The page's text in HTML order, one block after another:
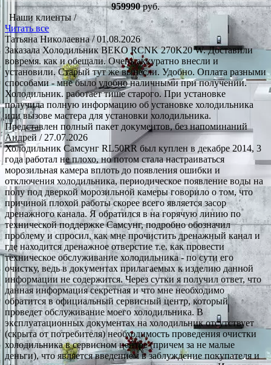
959990руб.
Наши клиенты /
Читать все
Татьяна Николаевна/ 01.08.2026
Заказала Холодильник BEKO RCNK 270K20 W. Доставили
вовремя. как и обещали. Очень аккуратно внесли и
установили. Старый тут же вынесли. Удобно. Оплата разными
способами - мне было удобно наличными при получении.
Холодильник. работает тише старого. При установке
получила полную информацию об установке холодильника
или вызове мастера для установки холодильника.
Представлен полный пакет документов, без напоминаний
Андрей / 27.07.2026
Холодильник Самсунг RL50RR был куплен в декабре 2014, 3
года работал не плохо, но потом стала настраиваться
морозильная камера вплоть до появления ошибки и
отключения холодильника, периодическое появление воды на
полу под дверкой морозильной камеры говорило о том, что
причиной плохой работы скорее всего является засор
дренажного канала. Я обратился в на горячую линию по
технической поддержке Самсунг, подробно обозначил
проблему и спросил, как мне прочистить дренажный канал и
где находится дренажное отверстие т.е. как провести
техническое обслуживание холодильника - по сути его
очистку, ведь в документах прилагаемых к изделию данной
информации не содержится. Через сутки я получил ответ, что
данная информация секретная и что мне необходимо
обратится в официальный сервисный центр, который
проведет обслуживание моего холодильника. В
эксплуатационных документах на холодильник отсутствует
(скрыта от потребителя) необходимость проведения очистки
холодильника в сервисном центре (причем за не малые
деньги), что является введением в заблуждение покупателя и